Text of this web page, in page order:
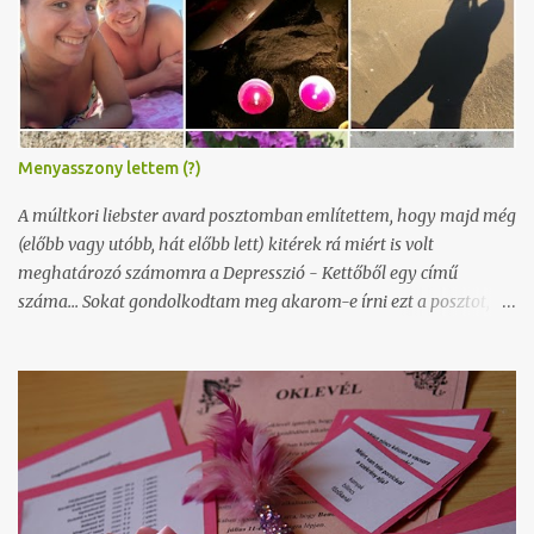
s
k
ü
é
s
e
Menyasszony lettem (?)
A múltkori liebster avard posztomban említettem, hogy majd még
(előbb vagy utóbb, hát előbb lett) kitérek rá miért is volt
meghatározó számomra a Depresszió - Kettőből egy című
száma... Sokat gondolkodtam meg akarom-e írni ezt a posztot,
megosztó lesz, amit írok, és sokaknak nem fog tetszeni, de ezt
most valamiért nem tudom magamban tartani ennek ellenére
sem. És különben is akinek nem inge ne vegye magára, ez az én
véleményem, az én érzéseim, nem kell egyetérteni és elfogadni
sem ... :) Közel 6 és fél éve vagyunk már együtt a párommal, és